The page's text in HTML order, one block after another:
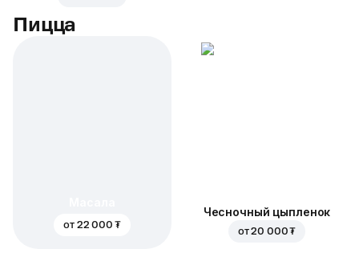
Пицца
от 22 000 ₮
Чесночный цыпленок
от20 000 ₮